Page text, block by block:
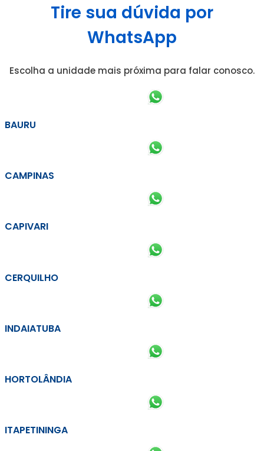
Tire sua dúvida por
WhatsApp
Escolha a unidade mais próxima para falar conosco.
BAURU
CAMPINAS
CAPIVARI
CERQUILHO
INDAIATUBA
HORTOLÂNDIA
ITAPETININGA